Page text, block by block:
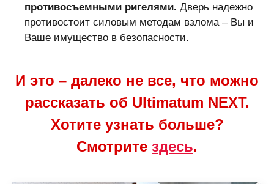
противосъемными ригелями. Дверь надежно
противостоит силовым методам взлома – Вы и
Ваше имущество в безопасности.
И это – далеко не все, что можно
рассказать об Ultimatum NEXT.
Хотите узнать больше?
Смотрите здесь.